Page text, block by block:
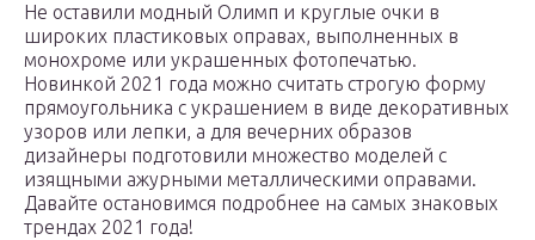
Не оставили модный Олимп и круглые очки в
широких пластиковых оправах, выполненных в
монохроме или украшенных фотопечатью.
Новинкой 2021 года можно считать строгую форму
прямоугольника с украшением в виде декоративных
узоров или лепки, а для вечерних образов
дизайнеры подготовили множество моделей с
изящными ажурными металлическими оправами.
Давайте остановимся подробнее на самых знаковых
трендах 2021 года!